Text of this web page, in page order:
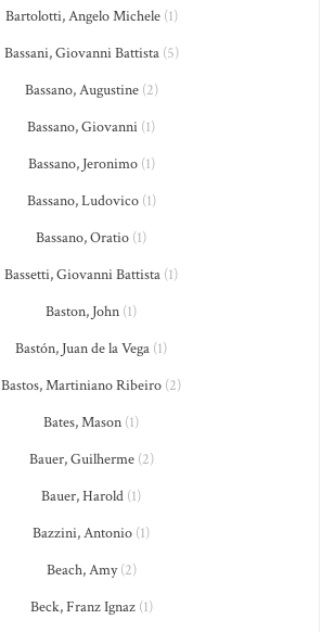
Bartolotti, Angelo Michele(1)
Bassani, Giovanni Battista(5)
Bassano, Augustine(2)
Bassano, Giovanni (1)
Bassano, Jeronimo(1)
Bassano, Ludovico(1)
Bassano, Oratio (1)
Bassetti, Giovanni Battista (1)
Baston, John (1)
Bastón, Juan de la Vega (1)
Bastos, Martiniano Ribeiro (2)
Bates, Mason (1)
Bauer, Guilherme(2)
Bauer, Harold (1)
Bazzini, Antonio (1)
Beach, Amy(2)
Beck, Franz Ignaz(1)